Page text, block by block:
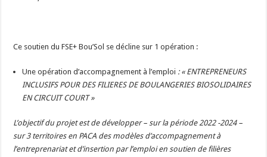
Ce soutien du FSE+ Bou’Sol se décline sur 1 opération :
Une opération d’accompagnement à l’emploi : « ENTREPRENEURS
INCLUSIFS POUR DES FILIERES DE BOULANGERIES BIOSOLIDAIRES
EN CIRCUIT COURT »
L’objectif du projet est de développer – sur la période 2022 -2024 –
sur 3 territoires en PACA des modèles d’accompagnement à
l’entreprenariat et d’insertion par l’emploi en soutien de filières